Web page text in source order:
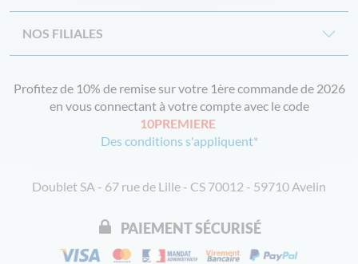
NOS FILIALES
Profitez de 10% de remise sur votre 1ère commande de 2026
en vous connectant à votre compte avec le code
10PREMIERE
Des conditions s'appliquent*
Doublet SA - 67 rue de Lille - CS 70012 - 59710 Avelin
PAIEMENT SÉCURISÉ